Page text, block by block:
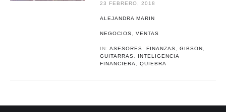
23 FEBRERO, 2018
ALEJANDRA MARIN
NEGOCIOS ,VENTAS
IN:ASESORES ,FINANZAS ,GIBSON
GUITARRAS
INTELIGENCIA
FINANCIERA
,QUIEBRA